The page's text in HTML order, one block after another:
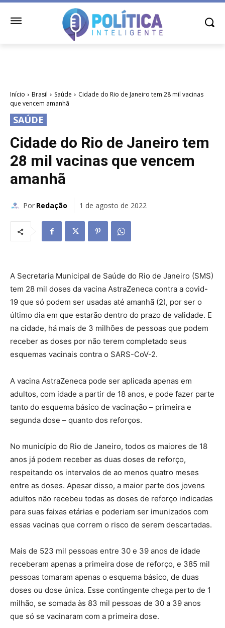
Início Brasil Saúde
Cidade do Rio de Janeiro tem 28 mil vacinas
que vencem amanhã
SAÚDE
Cidade do Rio de Janeiro tem
28 mil vacinas que vencem
amanhã
Por Redação 1 de agosto de 2022
A Secretaria Municipal de Saúde do Rio de Janeiro (SMS)
tem 28 mil doses da vacina AstraZeneca contra a covid-
19 que só podem ser usadas até amanhã (2), por ser o
último dia em que estarão dentro do prazo de validade. E
na cidade, há mais de 3 milhões de pessoas que podem
receber as doses por não terem completado seus
esquemas vacinais contra o SARS-CoV-2.
A vacina AstraZeneca pode ser aplicada apenas em
adultos, com idade a partir de 18 anos, e pode fazer parte
tanto do esquema básico de vacinação – primeira e
segunda dose – quanto dos reforços.
No município do Rio de Janeiro, todos os maiores de 18
anos já podem receber as duas doses de reforço,
respeitando os intervalos de ao menos quatro meses
entre as doses. Apesar disso, a maior parte dos jovens
adultos não recebeu todas as doses de reforço indicadas
para suas faixas etárias e poderiam ser imunizados com
essas vacinas que correm o risco de serem descartadas.
Mais de 523 mil pessoas entre 30 e 39 anos de idade
receberam apenas a primeira dose de reforço, e 385 mil
pessoas tomaram apenas o esquema básico, de duas
doses ou dose única. Esse contingente chega perto de 1
milhão, se somada às 83 mil pessoas de 30 a 39 anos
que só se vacinaram com a primeira dose.